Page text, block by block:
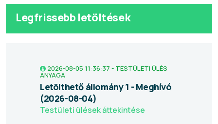
Legfrissebb letöltések
2026-08-05 11:36:37 - TESTÜLETI ÜLÉS
ANYAGA
Letölthető állomány 1 - Meghívó
(2026-08-04)
Testületi ülések áttekintése